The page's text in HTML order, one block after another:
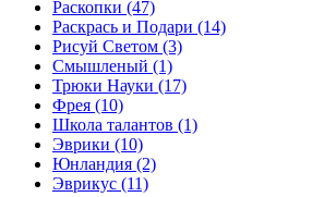
Раскопки (47)
Раскрась и Подари (14)
Рисуй Светом (3)
Смышленый (1)
Трюки Науки (17)
Фрея (10)
Школа талантов (1)
Эврики (10)
Юнландия (2)
Эврикус (11)